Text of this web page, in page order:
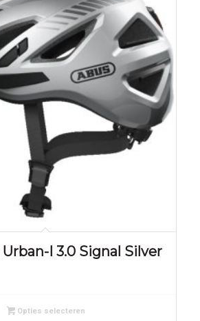
I 3.0 Signal Silver
Opties selecteren